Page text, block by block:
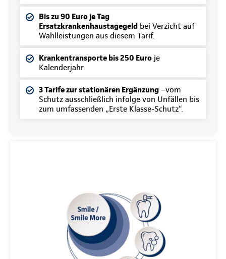
Bis zu 90 Euro je Tag
Ersatzkrankenhaustagegeld bei Verzicht auf
Wahlleistungen aus diesem Tarif.
Krankentransporte bis 250 Euro je
Kalenderjahr.
3 Tarife zur stationären Ergänzung –vom
Schutz ausschließlich infolge von Unfällen bis
zum umfassenden „Erste Klasse-Schutz“.